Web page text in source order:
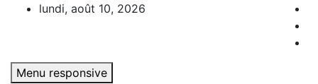
lundi, août 10, 2026
Menu responsive